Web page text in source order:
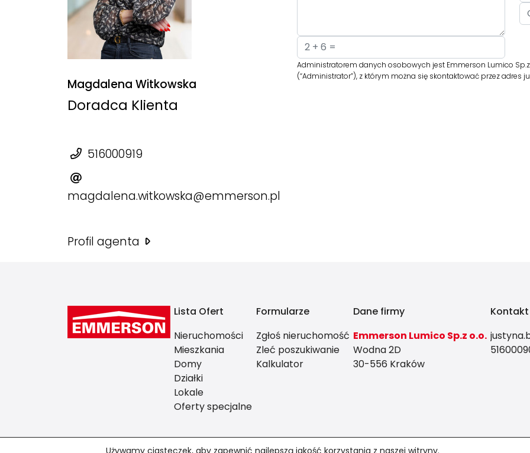
Magdalena Witkowska
Doradca Klienta
516000919
magdalena.witkowska@emmerson.pl
Profil agenta
Administratorem danych osobowych jest Emmerson Lumico
(“Administrator”), z którym można się skontaktować przez adres
Lista Ofert
Nieruchomości
Mieszkania
Domy
Działki
Lokale
Oferty specjalne
Formularze
Zgłoś nieruchomość
Zleć poszukiwanie
Kalkulator
Dane firmy
Emmerson Lumico Sp.z o.o.
Wodna 2D
30-556 Kraków
Kontakt
Używamy ciasteczek, aby zapewnić najlepszą jakość korzystania z naszej witryny.